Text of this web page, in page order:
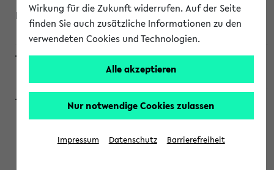
200923
Wendisch, Peters-Wendisch, Stegelmann
Projektmodul "Bakterielle Biotechnologie"
Persönliche Anmeldung beim Veranstalter ist unbedingt
Wirkung für die Zukunft widerrufen. Auf der Seite
finden Sie auch zusätzliche Informationen zu den
verwendeten Cookies und Technologien.
Alle akzeptieren
Nur notwendige Cookies zulassen
Impressum Datenschutz Barrierefreiheit